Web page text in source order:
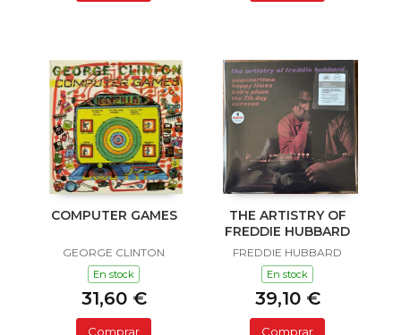
COMPUTER GAMES
GEORGE CLINTON
En stock
31,60 €
Comprar
THE ARTISTRY OF
FREDDIE HUBBARD
FREDDIE HUBBARD
En stock
39,10 €
Comprar